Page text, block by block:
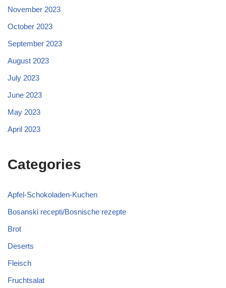
November 2023
October 2023
September 2023
August 2023
July 2023
June 2023
May 2023
April 2023
Categories
Apfel-Schokoladen-Kuchen
Bosanski recepti/Bosnische rezepte
Brot
Deserts
Fleisch
Fruchtsalat